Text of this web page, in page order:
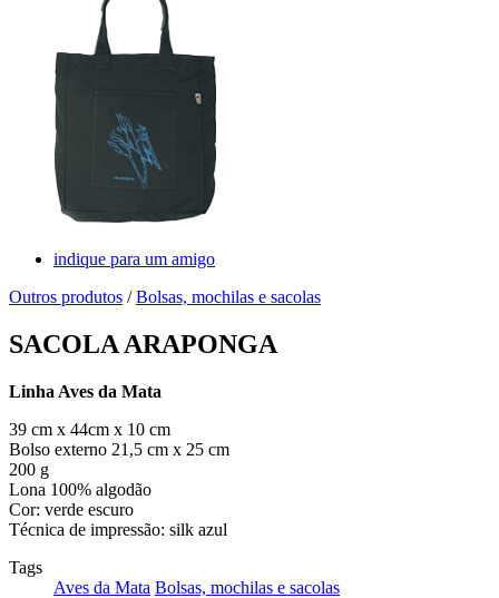
indique para um amigo
Outros produtos /Bolsas, mochilas e sacolas
SACOLA ARAPONGA
Linha Aves da Mata
39 cm x 44cm x 10 cm
Bolso externo 21,5 cm x 25 cm
200 g
Lona 100% algodão
Cor: verde escuro
Técnica de impressão: silk azul
Tags
Aves da Mata Bolsas, mochilas e sacolas